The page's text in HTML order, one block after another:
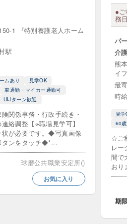
英語が使える・活か
資格取得支援・キャリ
車通勤・マイカー通勤
駅近（徒歩10分以内）
訪問サービス
夜間対応型訪問介護
訪問マッサージ
重度
施設・通所サービス
グループホーム（共
1 『特別養護老人ホーム
駅
ムあり
見学OK
車通勤・マイカー通勤可
UIJターン歓迎
関係事務・行政手続き・
絡調整【※職場見学可】
が必要です。◆写真画像
タンをタッチ◆*...
球磨公共職業安定所()
お気に入り
●
務
パ
介
熊
イ
最
時
見
60
☆ご
レ
間で
おり
期